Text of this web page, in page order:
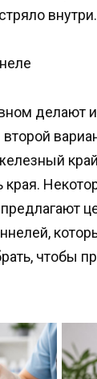
внутри.
делают
края.
чтобы